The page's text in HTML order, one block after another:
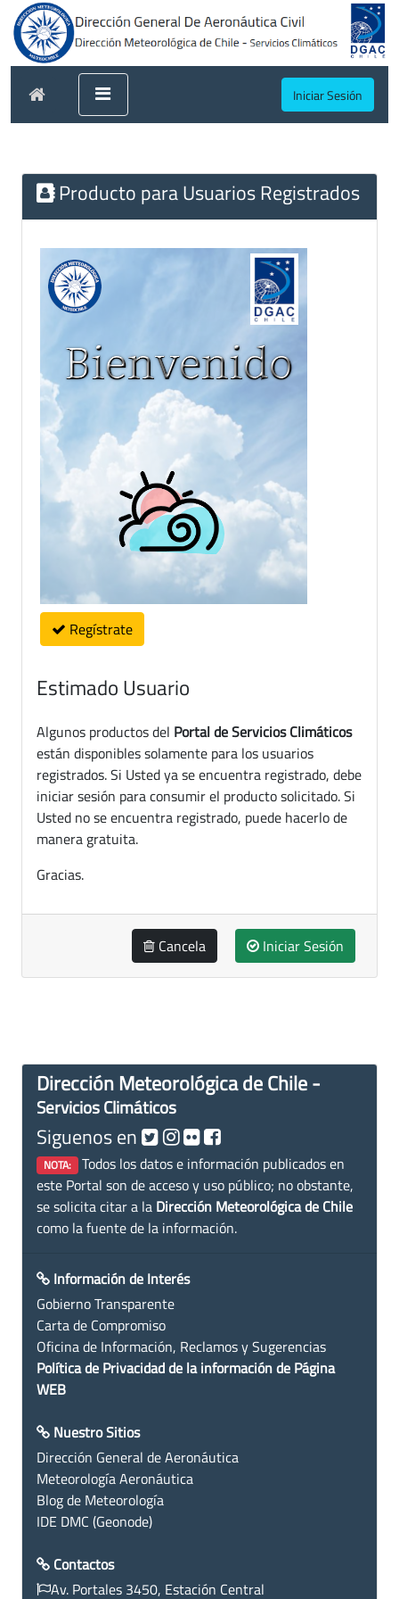
Iniciar Sesión
Producto para Usuarios Registrados
Regístrate
Estimado Usuario
Algunos productos del Portal de Servicios Climáticos
están disponibles solamente para los usuarios
registrados. Si Usted ya se encuentra registrado, debe
iniciar sesión para consumir el producto solicitado. Si
Usted no se encuentra registrado, puede hacerlo de
manera gratuita.
Gracias.
Cancela Iniciar Sesión
Dirección Meteorológica de Chile -
Servicios Climáticos
Siguenos en
NOTA: Todos los datos e información publicados en
este Portal son de acceso y uso público; no obstante,
se solicita citar a la Dirección Meteorológica de Chile
como la fuente de la información.
Información de Interés
Gobierno Transparente
Carta de Compromiso
Oficina de Información, Reclamos y Sugerencias
Política de Privacidad de la información de Página
WEB
Nuestro Sitios
Dirección General de Aeronáutica
Meteorología Aeronáutica
Blog de Meteorología
IDE DMC (Geonode)
Contactos
Av. Portales 3450, Estación Central